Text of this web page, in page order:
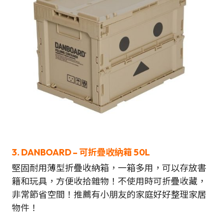
3. DANBOARD – 可折疊收納箱 50L
堅固耐用薄型折疊收納箱，一箱多用，可以存放書
籍和玩具，方便收拾雜物！不使用時可折疊收藏，
非常節省空間！推薦有小朋友的家庭好好整理家居
物件！